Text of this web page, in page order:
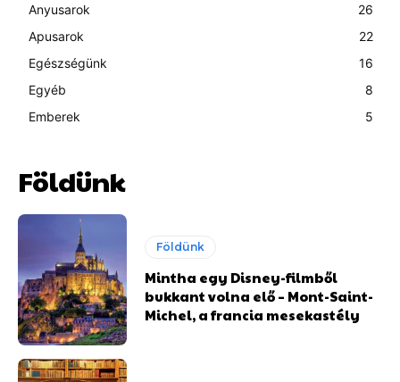
Anyusarok
26
Apusarok
22
Egészségünk
16
Egyéb
8
Emberek
5
Földünk
Földünk
Mintha egy Disney-filmből
bukkant volna elő – Mont-Saint-
Michel, a francia mesekastély